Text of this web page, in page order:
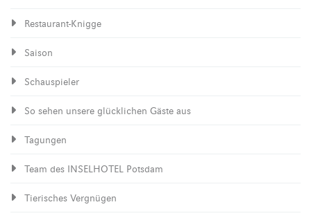
Restaurant-Knigge
Saison
Schauspieler
So sehen unsere glücklichen Gäste aus
Tagungen
Team des INSELHOTEL Potsdam
Tierisches Vergnügen